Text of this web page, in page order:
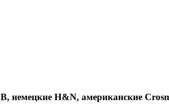
немецкие H&N, американские